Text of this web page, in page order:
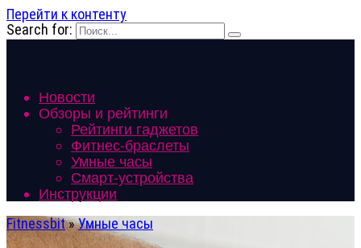
Перейти к контенту
Search for:
Новости
Обзоры и рейтинги
Рейтинги гаджетов
Фитнес-браслеты
Умные часы
Смарт-устройства
Инструкции
Fitnessbit»Умные часы